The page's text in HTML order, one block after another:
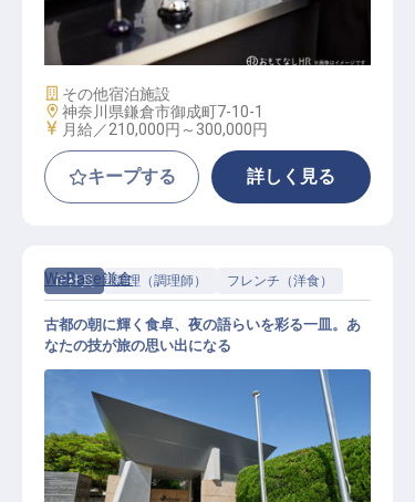
フロントスタッフ
施設業態
その他宿泊施設
勤務地
神奈川県鎌倉市御成町7-10-1
給与
月給／210,000円～ 300,000円
キープする 詳しく見る
正社員 調理（調理師） フレンチ（洋食）
WeBase鎌倉
古都の朝に輝く食卓、夜の語らいを彩る一皿。あ
なたの技が旅の思い出になる